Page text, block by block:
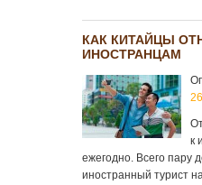
КАК КИТАЙЦЫ
ИНОСТРАНЦАМ
к
ежегодно. Всего пару
иностранный турист